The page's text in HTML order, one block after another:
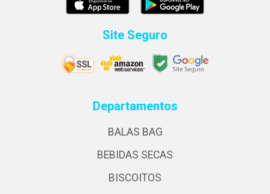
Site Seguro
Departamentos
BALAS BAG
BEBIDAS SECAS
BISCOITOS